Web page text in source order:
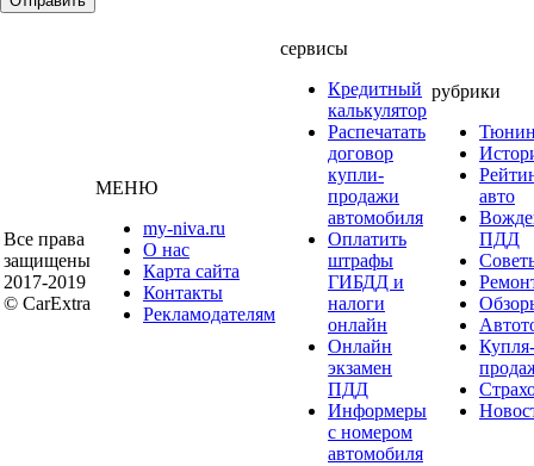
Все права
защищены
2017-2019
© CarExtra
МЕНЮ
my-niva.ru
О нас
Карта сайта
Контакты
Рекламодателям
сервисы
Кредитный
калькулятор
Распечатать
договор
купли-
продажи
автомобиля
Оплатить
штрафы
ГИБДД и
налоги
онлайн
Онлайн
экзамен
ПДД
Информеры
с номером
автомобиля
рубрики
авто
ПДД
Купля-